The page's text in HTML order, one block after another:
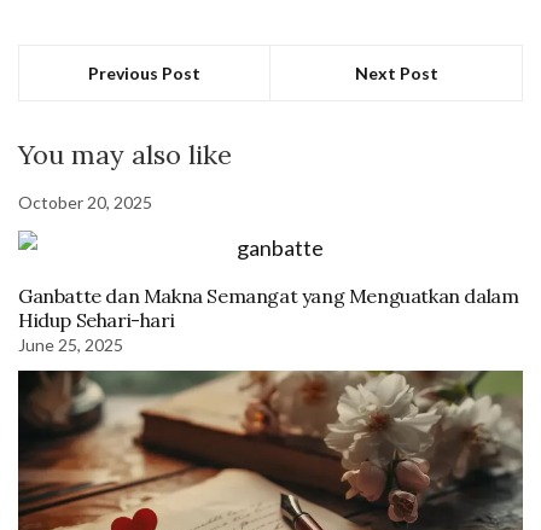
Previous Post Next Post
You may also like
October 20, 2025
Ganbatte dan Makna Semangat yang Menguatkan dalam
Hidup Sehari-hari
June 25, 2025